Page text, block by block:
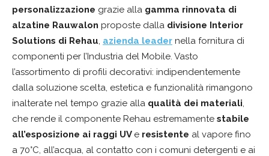
personalizzazione grazie alla gamma rinnovata di
alzatine Rauwalon proposte dalla divisione Interior
Solutions di Rehau, azienda leader nella fornitura di
componenti per l’Industria del Mobile. Vasto
l’assortimento di profili decorativi: indipendentemente
dalla soluzione scelta, estetica e funzionalità rimangono
inalterate nel tempo grazie alla qualità dei materiali,
che rende il componente Rehau estremamente stabile
all’esposizione ai raggi UV e resistente al vapore fino
a 70°C, all’acqua, al contatto con i comuni detergenti e ai